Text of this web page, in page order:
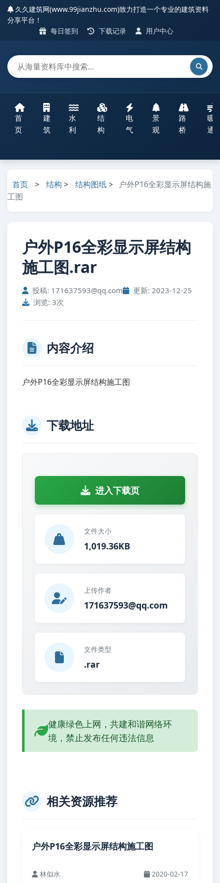
久久建筑网(www.99jianzhu.com)致力打造一个专业的建筑资料
分享平台！
每日签到
下载记录 用户中心
首
页
建
筑
水
利
结
构
电
气
景
观
路
桥
暖
通
首页 > 结构 > 结构图纸>
户外P16全彩显示屏结构施
工图
户外P16全彩显示屏结构
施工图.rar
投稿: 171637593@qq.com
更新: 2023-12-25
浏览: 3次
内容介绍
户外P16全彩显示屏结构施工图
下载地址
进入下载页
文件大小
1,019.36KB
上传作者
171637593@qq.com
文件类型
.rar
健康绿色上网，共建和谐网络环
境，禁止发布任何违法信息
相关资源推荐
户外P16全彩显示屏结构施工图
林似水 2020-02-17